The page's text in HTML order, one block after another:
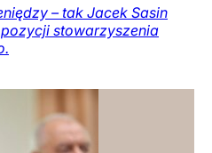
– tak Jacek Sasin
stowarzyszenia